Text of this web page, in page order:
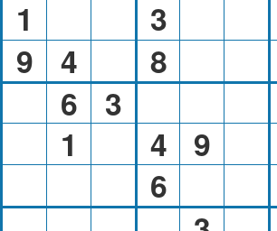
1
3
9
4
8
6
3
1
4 9
6